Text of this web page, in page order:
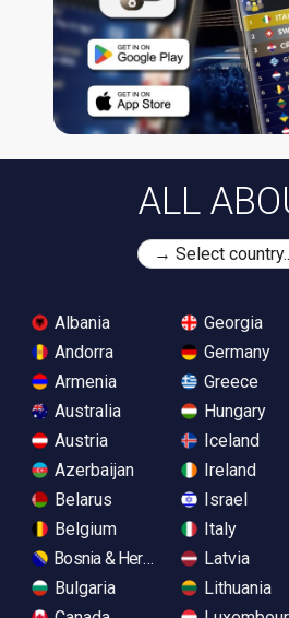
ALL
Albania
Andorra
Armenia
Australia
Austria
Azerbaijan
Belarus
Belgium
Bosnia & Herzegovina
Bulgaria
Georgia
Germany
Greece
Hungary
Iceland
Ireland
Israel
Italy
Latvia
Lithuania